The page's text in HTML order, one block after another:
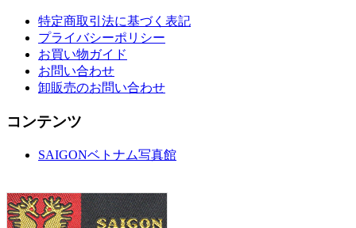
特定商取引法に基づく表記
プライバシーポリシー
お買い物ガイド
お問い合わせ
卸販売のお問い合わせ
コンテンツ
SAIGONベトナム写真館